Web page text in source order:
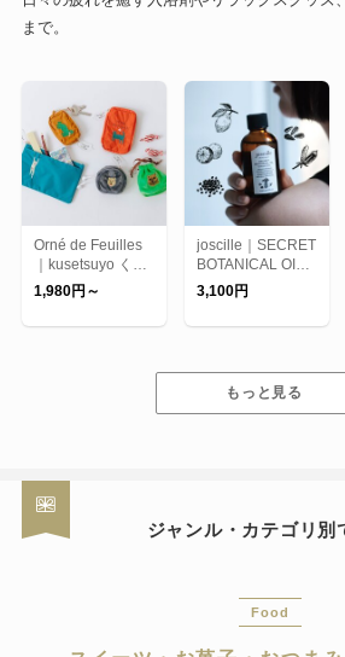
まで。
Orné de Feuilles
｜kusetsuyo くせ
強 シリーズ（ポー
チ）
1,980円～
joscille｜SECRET
BOTANICAL OIL/
シークレットボタ
ニカルオイル
3,100円
もっと見る
ジャンル・カテゴリ別
Food